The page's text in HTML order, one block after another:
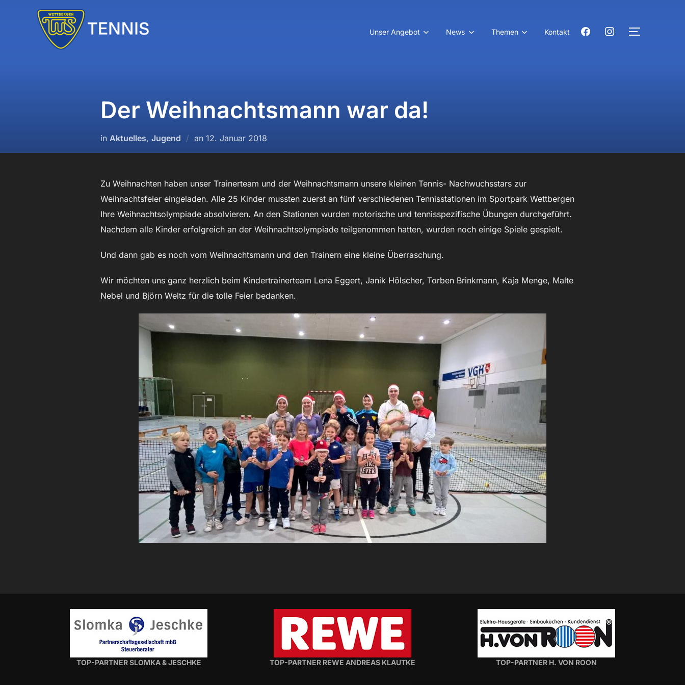
Unser Angebot News Themen Kontakt facebookinstagram
Der Weihnachtsmann war da!
in Aktuelles, Jugend an Veröffentlicht
am
12. Januar 2018
Zu Weihnachten haben unser Trainerteam und der Weihnachtsmann unsere kleinen Tennis- Nachwuchsstars zur
Weihnachtsfeier eingeladen. Alle 25 Kinder mussten zuerst an fünf verschiedenen Tennisstationen im Sportpark Wettbergen
Ihre Weihnachtsolympiade absolvieren. An den Stationen wurden motorische und tennisspezifische Übungen durchgeführt.
Nachdem alle Kinder erfolgreich an der Weihnachtsolympiade teilgenommen hatten, wurden noch einige Spiele gespielt.
Und dann gab es noch vom Weihnachtsmann und den Trainern eine kleine Überraschung.
Wir möchten uns ganz herzlich beim Kindertrainerteam Lena Eggert, Janik Hölscher, Torben Brinkmann, Kaja Menge, Malte
Nebel und Björn Weltz für die tolle Feier bedanken.
TOP-PARTNER SLOMKA & JESCHKE TOP-PARTNER REWE ANDREAS KLAUTKE TOP-PARTNER H. VON ROON